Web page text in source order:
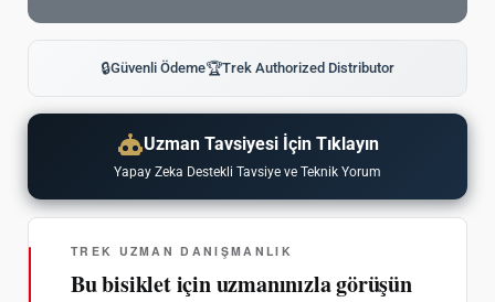
🔒Güvenli Ödeme🏆Trek Authorized Distributor
Uzman Tavsiyesi İçin Tıklayın
Yapay Zeka Destekli Tavsiye ve Teknik Yorum
TREK UZMAN DANIŞMANLIK
Bu bisiklet için uzmanınızla görüşün